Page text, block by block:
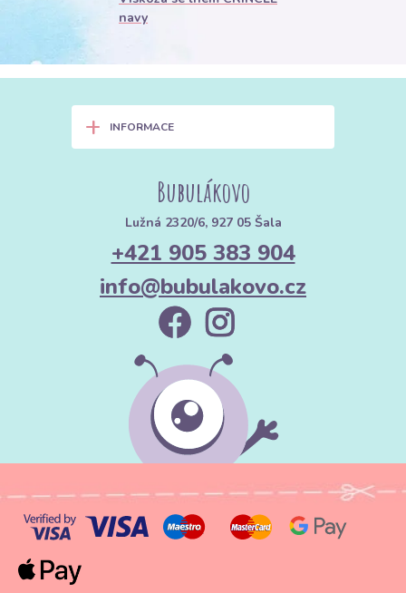
navy
+ INFORMACE
Bubulákovo
Lužná 2320/6, 927 05 Šala
+421 905 383 904
info@bubulakovo.cz